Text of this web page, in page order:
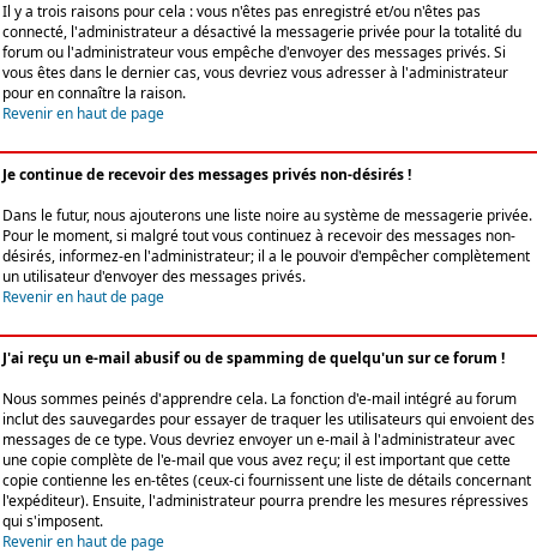
Il y a trois raisons pour cela : vous n'êtes pas enregistré et/ou n'êtes pas
connecté, l'administrateur a désactivé la messagerie privée pour la totalité du
forum ou l'administrateur vous empêche d'envoyer des messages privés. Si
vous êtes dans le dernier cas, vous devriez vous adresser à l'administrateur
pour en connaître la raison.
Revenir en haut de page
Je continue de recevoir des messages privés non-désirés !
Dans le futur, nous ajouterons une liste noire au système de messagerie privée.
Pour le moment, si malgré tout vous continuez à recevoir des messages non-
désirés, informez-en l'administrateur; il a le pouvoir d'empêcher complètement
un utilisateur d'envoyer des messages privés.
Revenir en haut de page
J'ai reçu un e-mail abusif ou de spamming de quelqu'un sur ce forum !
Nous sommes peinés d'apprendre cela. La fonction d'e-mail intégré au forum
inclut des sauvegardes pour essayer de traquer les utilisateurs qui envoient des
messages de ce type. Vous devriez envoyer un e-mail à l'administrateur avec
une copie complète de l'e-mail que vous avez reçu; il est important que cette
copie contienne les en-têtes (ceux-ci fournissent une liste de détails concernant
l'expéditeur). Ensuite, l'administrateur pourra prendre les mesures répressives
qui s'imposent.
Revenir en haut de page